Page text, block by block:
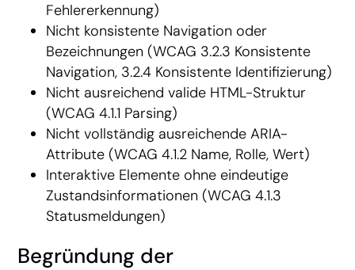
Fehlererkennung)
Nicht konsistente Navigation oder
Bezeichnungen (WCAG 3.2.3 Konsistente
Navigation, 3.2.4 Konsistente Identifizierung)
Nicht ausreichend valide HTML-Struktur
(WCAG 4.1.1 Parsing)
Nicht vollständig ausreichende ARIA-
Attribute (WCAG 4.1.2 Name, Rolle, Wert)
Interaktive Elemente ohne eindeutige
Zustandsinformationen (WCAG 4.1.3
Statusmeldungen)
Begründung der